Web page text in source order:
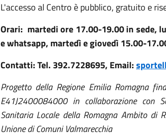
L'accesso al Centro è pubblico, gratuito e
Orari: martedi ore 17.00-19.00 in sede,
e whatsapp, martedì e giovedì 15.00-
Contatti: Tel. 392.7228695, Email:
Progetto della Regione Emilia Romagna
E41J2400084000 in collaborazione con
Sanitaria Locale della Romagna Ambito di
Unione di Comuni Valmarecchia